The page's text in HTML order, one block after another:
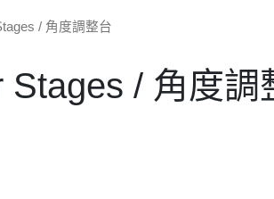
/ 角度調整台
Stages / 角度調